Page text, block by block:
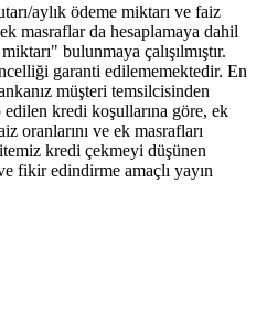
aylık ödeme miktarı ve faiz
masraflar da hesaplamaya dahil
bulunmaya çalışılmıştır.
garanti edilememektedir. En
müşteri temsilcisinden
kredi koşullarına göre, ek
oranlarını ve ek masrafları
kredi çekmeyi düşünen
fikir edindirme amaçlı yayın